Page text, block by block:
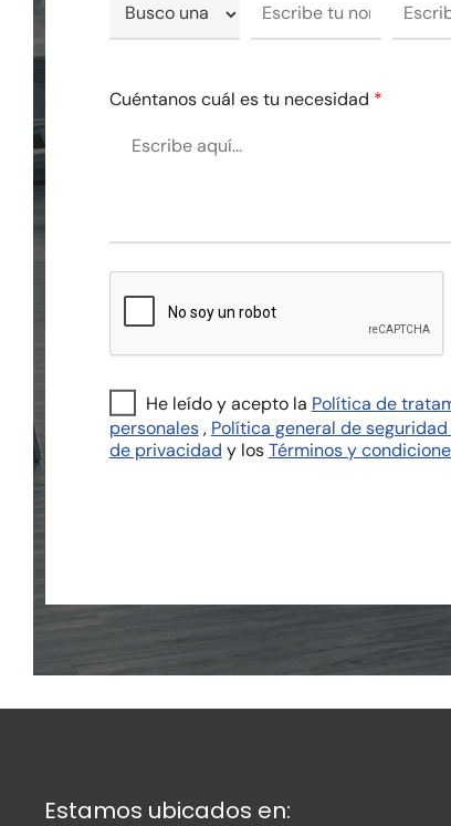
Cuéntanos cuál es tu necesidad *
He leído y acepto la Política de
personales , Política general de
de privacidad y los Términos y
Estamos ubicados en: